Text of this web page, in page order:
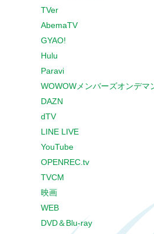
TVer
AbemaTV
GYAO!
Hulu
Paravi
WOWOWメンバーズオンデマ
DAZN
dTV
LINE LIVE
YouTube
OPENREC.tv
TVCM
映画
WEB
DVD＆Blu-ray